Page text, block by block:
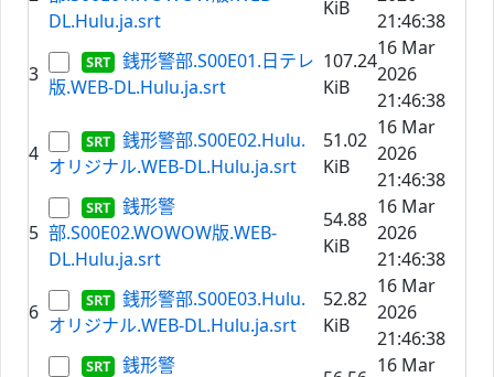
DL.Hulu.ja.srt
KiB
21:46:38
3
銭形警部.S00E01.日テレ
版.WEB-DL.Hulu.ja.srt
107.24
KiB
16 Mar
2026
21:46:38
4
銭形警部.S00E02.Hulu.
オリジナル.WEB-DL.Hulu.ja.srt
51.02
KiB
16 Mar
2026
21:46:38
5
銭形警
部.S00E02.WOWOW版.WEB-
DL.Hulu.ja.srt
54.88
KiB
16 Mar
2026
21:46:38
6
銭形警部.S00E03.Hulu.
オリジナル.WEB-DL.Hulu.ja.srt
52.82
KiB
16 Mar
2026
21:46:38
銭形警
16 Mar